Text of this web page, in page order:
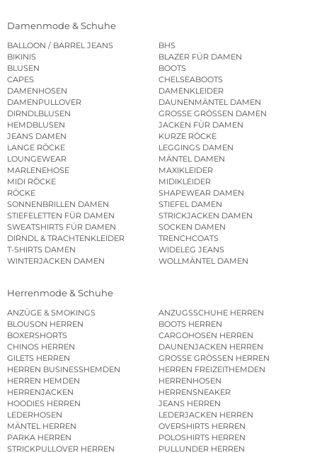
Damenmode & Schuhe
BALLOON / BARREL JEANS
BHS
BIKINIS
BLAZER FÜR DAMEN
BLUSEN
BOOTS
CAPES
CHELSEABOOTS
DAMENHOSEN
DAMENKLEIDER
DAMENPULLOVER
DAUNENMÄNTEL DAMEN
DIRNDLBLUSEN
GROSSE GRÖSSEN DAMEN
HEMDBLUSEN
JACKEN FÜR DAMEN
JEANS DAMEN
KURZE RÖCKE
LANGE RÖCKE
LEGGINGS DAMEN
LOUNGEWEAR
MÄNTEL DAMEN
MARLENEHOSE
MAXIKLEIDER
MIDI RÖCKE
MIDIKLEIDER
RÖCKE
SHAPEWEAR DAMEN
SONNENBRILLEN DAMEN
STIEFEL DAMEN
STIEFELETTEN FÜR DAMEN
STRICKJACKEN DAMEN
SWEATSHIRTS FÜR DAMEN
SOCKEN DAMEN
DIRNDL & TRACHTENKLEIDER
TRENCHCOATS
T-SHIRTS DAMEN
WIDELEG JEANS
WINTERJACKEN DAMEN
WOLLMÄNTEL DAMEN
Herrenmode & Schuhe
ANZÜGE & SMOKINGS
ANZUGSSCHUHE HERREN
BLOUSON HERREN
BOOTS HERREN
BOXERSHORTS
CARGOHOSEN HERREN
CHINOS HERREN
DAUNENJACKEN HERREN
GILETS HERREN
GROSSE GRÖSSEN HERREN
HERREN BUSINESSHEMDEN
HERREN FREIZEITHEMDEN
HERREN HEMDEN
HERRENHOSEN
HERRENJACKEN
HERRENSNEAKER
HOODIES HERREN
JEANS HERREN
LEDERHOSEN
LEDERJACKEN HERREN
MÄNTEL HERREN
OVERSHIRTS HERREN
PARKA HERREN
POLOSHIRTS HERREN
STRICKPULLOVER HERREN
PULLUNDER HERREN